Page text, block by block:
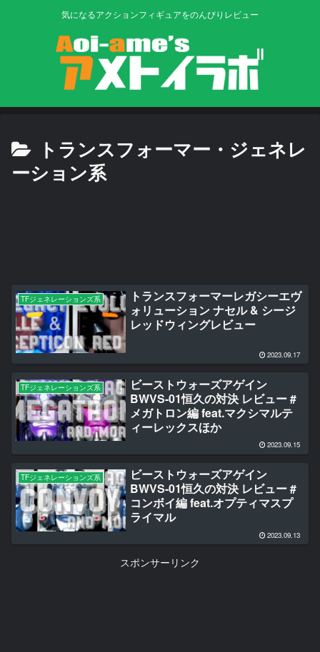
気になるアクションフィギュアをのんびりレビュー
トランスフォーマー・ジェネレ
ーション系
TFジェネレーションズ系
トランスフォーマーレガシーエヴ
ォリューション ナセル & シージ
レッドウィングレビュー
2023.09.17
TFジェネレーションズ系
ビーストウォーズアゲイン
BWVS-01恒久の対決 レビュー #
メガトロン編 feat.マクシマルテ
ィーレックスほか
2023.09.15
TFジェネレーションズ系
ビーストウォーズアゲイン
BWVS-01恒久の対決 レビュー #
コンボイ編 feat.オプティマスプ
ライマル
2023.09.13
スポンサーリンク